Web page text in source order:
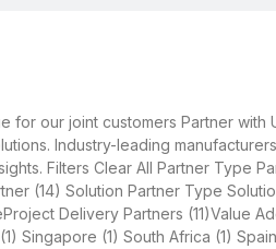
for our joint customers Partner
Industry-leading
Filters Clear All Partner Type
(14) Solution Partner Type
Delivery Partners (11)Value
Singapore (1) South Africa (1)